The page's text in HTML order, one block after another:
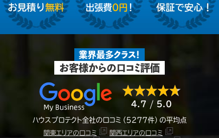
出張費０円 ！
業界最多クラス！
お客様からの口コミ評価
4.7 / 5.0
ハウスプロテクト全社の口コミ（5277件）の平均点
関東エリアの口コミ
関西エリアの口コミ